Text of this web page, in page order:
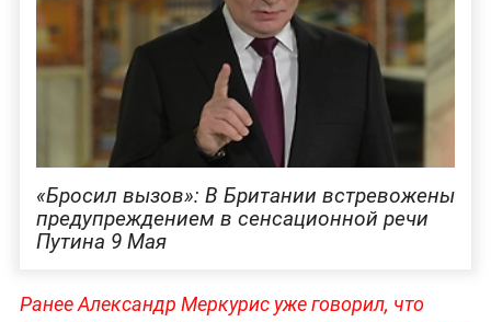
«Бросил вызов»: В Британии встревожены
предупреждением в сенсационной речи
Путина 9 Мая
Ранее Александр Меркурис уже говорил, что